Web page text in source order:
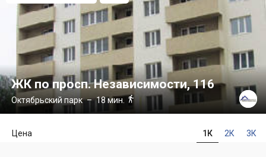
ЖК по просп. Независимости, 116
Октябрьский парк– 18 мин. 
1К 2К 3К
Цена